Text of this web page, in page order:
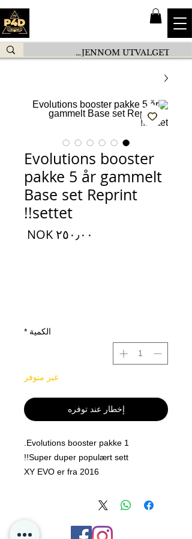
Evolutions booster
pakke 5 år gammelt
Base set Reprint
settet!!
الكمية *
غير متوفر
إخطار عند توفره
1 Evolutions booster pakke.
Super duper populært sett!!
XY EVO er fra 2016